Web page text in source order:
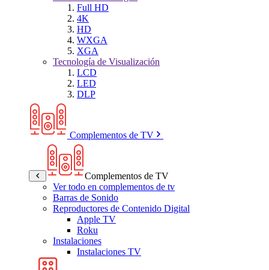
Full HD
4K
HD
WXGA
XGA
Tecnología de Visualización
LCD
LED
DLP
Complementos de TV
Complementos de TV
Ver todo en complementos de tv
Barras de Sonido
Reproductores de Contenido Digital
Apple TV
Roku
Instalaciones
Instalaciones TV